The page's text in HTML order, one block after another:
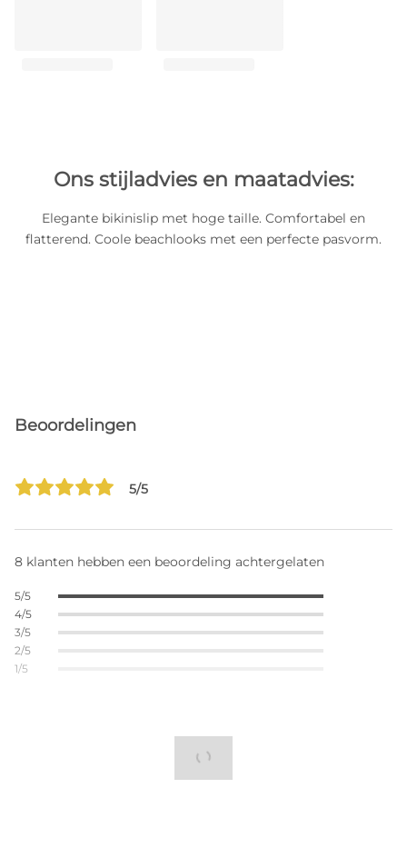
Ons stijladvies en maatadvies:
Elegante bikinislip met hoge taille. Comfortabel en
flatterend. Coole beachlooks met een perfecte pasvorm.
Beoordelingen
5/5
8 klanten hebben een beoordeling achtergelaten
5/5
4/5
3/5
2/5
1/5